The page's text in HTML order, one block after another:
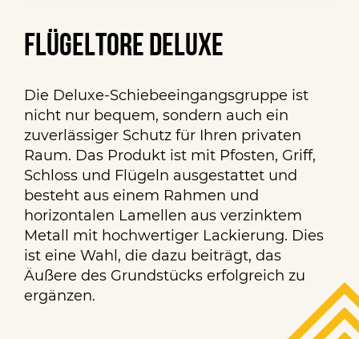
Flügeltore deluxe
Die Deluxe-Schiebeeingangsgruppe ist
nicht nur bequem, sondern auch ein
zuverlässiger Schutz für Ihren privaten
Raum. Das Produkt ist mit Pfosten, Griff,
Schloss und Flügeln ausgestattet und
besteht aus einem Rahmen und
horizontalen Lamellen aus verzinktem
Metall mit hochwertiger Lackierung. Dies
ist eine Wahl, die dazu beiträgt, das
Äußere des Grundstücks erfolgreich zu
ergänzen.